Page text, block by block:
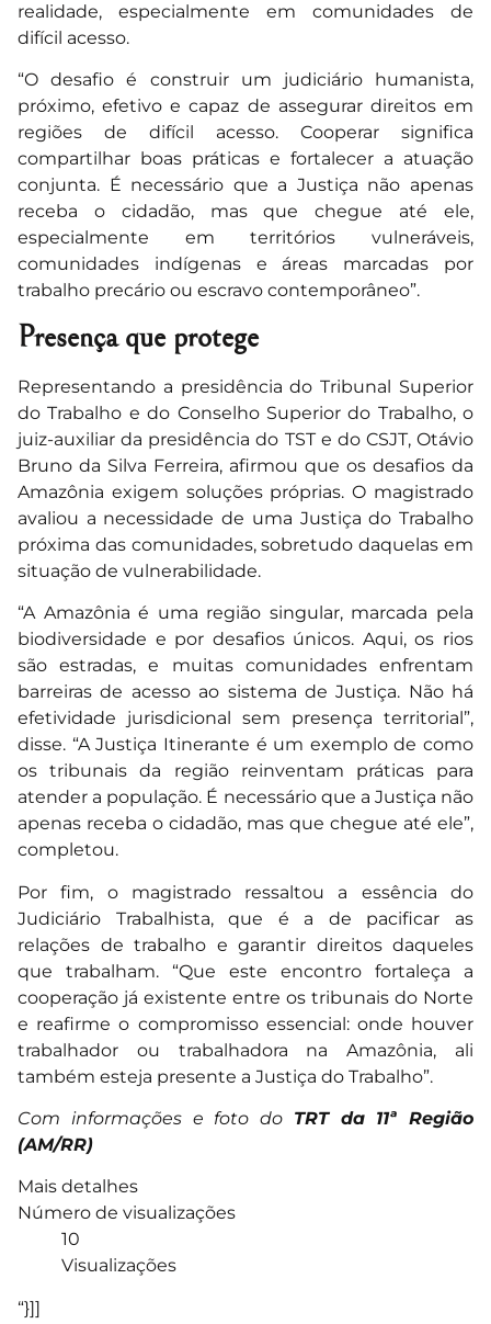
realidade, especialmente em comunidades de
difícil acesso.
“O desafio é construir um judiciário humanista,
próximo, efetivo e capaz de assegurar direitos em
regiões de difícil acesso. Cooperar significa
compartilhar boas práticas e fortalecer a atuação
conjunta. É necessário que a Justiça não apenas
receba o cidadão, mas que chegue até ele,
especialmente em territórios vulneráveis,
comunidades indígenas e áreas marcadas por
trabalho precário ou escravo contemporâneo”.
Presença que protege
Representando a presidência do Tribunal Superior
do Trabalho e do Conselho Superior do Trabalho, o
juiz-auxiliar da presidência do TST e do CSJT, Otávio
Bruno da Silva Ferreira, afirmou que os desafios da
Amazônia exigem soluções próprias. O magistrado
avaliou a necessidade de uma Justiça do Trabalho
próxima das comunidades, sobretudo daquelas em
situação de vulnerabilidade.
“A Amazônia é uma região singular, marcada pela
biodiversidade e por desafios únicos. Aqui, os rios
são estradas, e muitas comunidades enfrentam
barreiras de acesso ao sistema de Justiça. Não há
efetividade jurisdicional sem presença territorial”,
disse. “A Justiça Itinerante é um exemplo de como
os tribunais da região reinventam práticas para
atender a população. É necessário que a Justiça não
apenas receba o cidadão, mas que chegue até ele”,
completou.
Por fim, o magistrado ressaltou a essência do
Judiciário Trabalhista, que é a de pacificar as
relações de trabalho e garantir direitos daqueles
que trabalham. “Que este encontro fortaleça a
cooperação já existente entre os tribunais do Norte
e reafirme o compromisso essencial: onde houver
trabalhador ou trabalhadora na Amazônia, ali
também esteja presente a Justiça do Trabalho”.
Com informações e foto do TRT da 11ª Região
(AM/RR)
Mais detalhes
Número de visualizações
10
Visualizações
“}]]